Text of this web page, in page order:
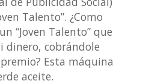
Talento”. ¿Como
“Joven Talento” que
cobrándole
Esta máquina
aceite.